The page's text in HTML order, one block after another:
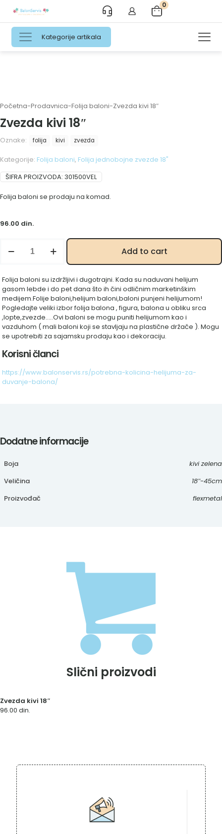
0
Kategorije artikala
Početna-Prodavnica-Folija baloni-Zvezda kivi 18″
Zvezda kivi 18″
Oznake: folija kivi zvezda
Kategorije: Folija baloni, Folija jednobojne zvezde 18"
ŠIFRA PROIZVODA: 301500VEL
Folija baloni se prodaju na komad.
96.00 din.
kivi
Add to cart
Folija baloni su izdržljivi i dugotrajni. Kada su naduvani helijum
gasom lebde i do pet dana što ih čini odličnim marketinškim
medijem.Folije baloni,helijum baloni,baloni punjeni helijumom!
Pogledajte veliki izbor folija balona , figura, balona u obliku srca
,lopte,zvezde…..Ovi baloni se mogu puniti helijumom kao i
vazduhom ( mali baloni koji se stavljaju na plastične držače ). Mogu
se upotrebiti za sajamsku prodaju kao i dekoraciju.
Korisni članci
https://www.balonservis.rs/potrebna-kolicina-helijuma-za-
duvanje-balona/
Dodatne informacije
Boja
kivi zelena
Veličina
18″-45cm
Proizvođač
flexmetal
Slični proizvodi
Zvezda kivi 18″
96.00 din.